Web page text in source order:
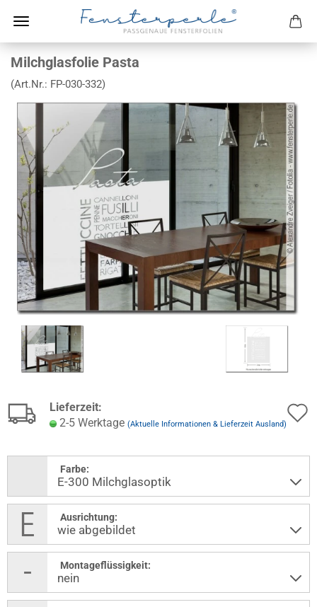
Milchglasfolie Pasta
(Art.Nr.: FP-030-332)
Lieferzeit:
2-5 Werktage (Aktuelle Informationen & Lieferzeit Ausland)
Farbe:
Ausrichtung:
Montageflüssigkeit: